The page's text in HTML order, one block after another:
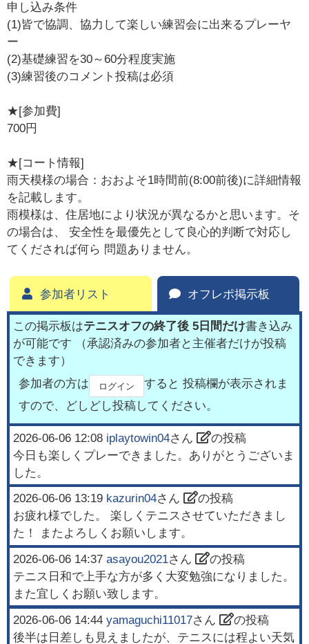
申し込み条件
(1)皆で協調、協力して楽しい練習会に出来るプレーヤ
ー
(2)基礎練習を30～60分程度実施
(3)練習後のコメント投稿は必須
★[参加費]
700円
★[コート情報]
雨天模様の場合：おおよそ1時間前(8:00前後)に詳細情報
を記載します。
雨模様は、住居地により状況が異なるかと思います。そ
の場合は、 安全性を最優先として良心的判断で対応し
てくだされば何ら 問題ありません。
参加者リスト オフレポ掲示板
この掲示板はテニスオフの終了後 5日間だけ書き込み
が可能です （承認済みの参加者と主催者だけが投稿
できます）
参加者の方は
ログイン
すると 投稿欄が表示されま
すので、どしどし投稿してください。
2026-06-06 12:08 iplaytowin04さん
の投稿
今日も楽しくプレーできました。ありがとうございま
した。
2026-06-06 13:19 kazurin04さん
の投稿
お疲れ様でした。 楽しくテニスさせていただきまし
た！ またよろしくお願いします。
2026-06-06 14:37 asayou2021さん
の投稿
テニス日和で上手な方が多く大変勉強になりました。
また宜しくお願い致します。
2026-06-06 14:44 yamaguchi11017さん
の投稿
後半は日差しも見えましたが、テニスには程よい天気